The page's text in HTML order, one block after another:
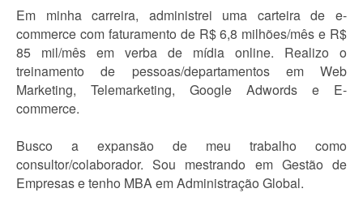
Em minha carreira, administrei uma carteira de e-
commerce com faturamento de R$ 6,8 milhões/mês e R$
85 mil/mês em verba de mídia online. Realizo o
treinamento de pessoas/departamentos em Web
Marketing, Telemarketing, Google Adwords e E-
commerce.
Busco a expansão de meu trabalho como
consultor/colaborador. Sou mestrando em Gestão de
Empresas e tenho MBA em Administração Global.